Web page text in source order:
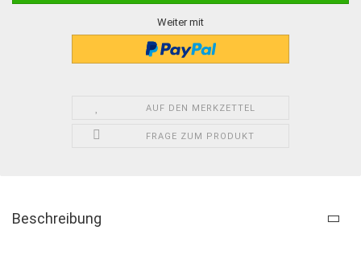
Weiter mit
AUF DEN MERKZETTEL
FRAGE ZUM PRODUKT
Beschreibung